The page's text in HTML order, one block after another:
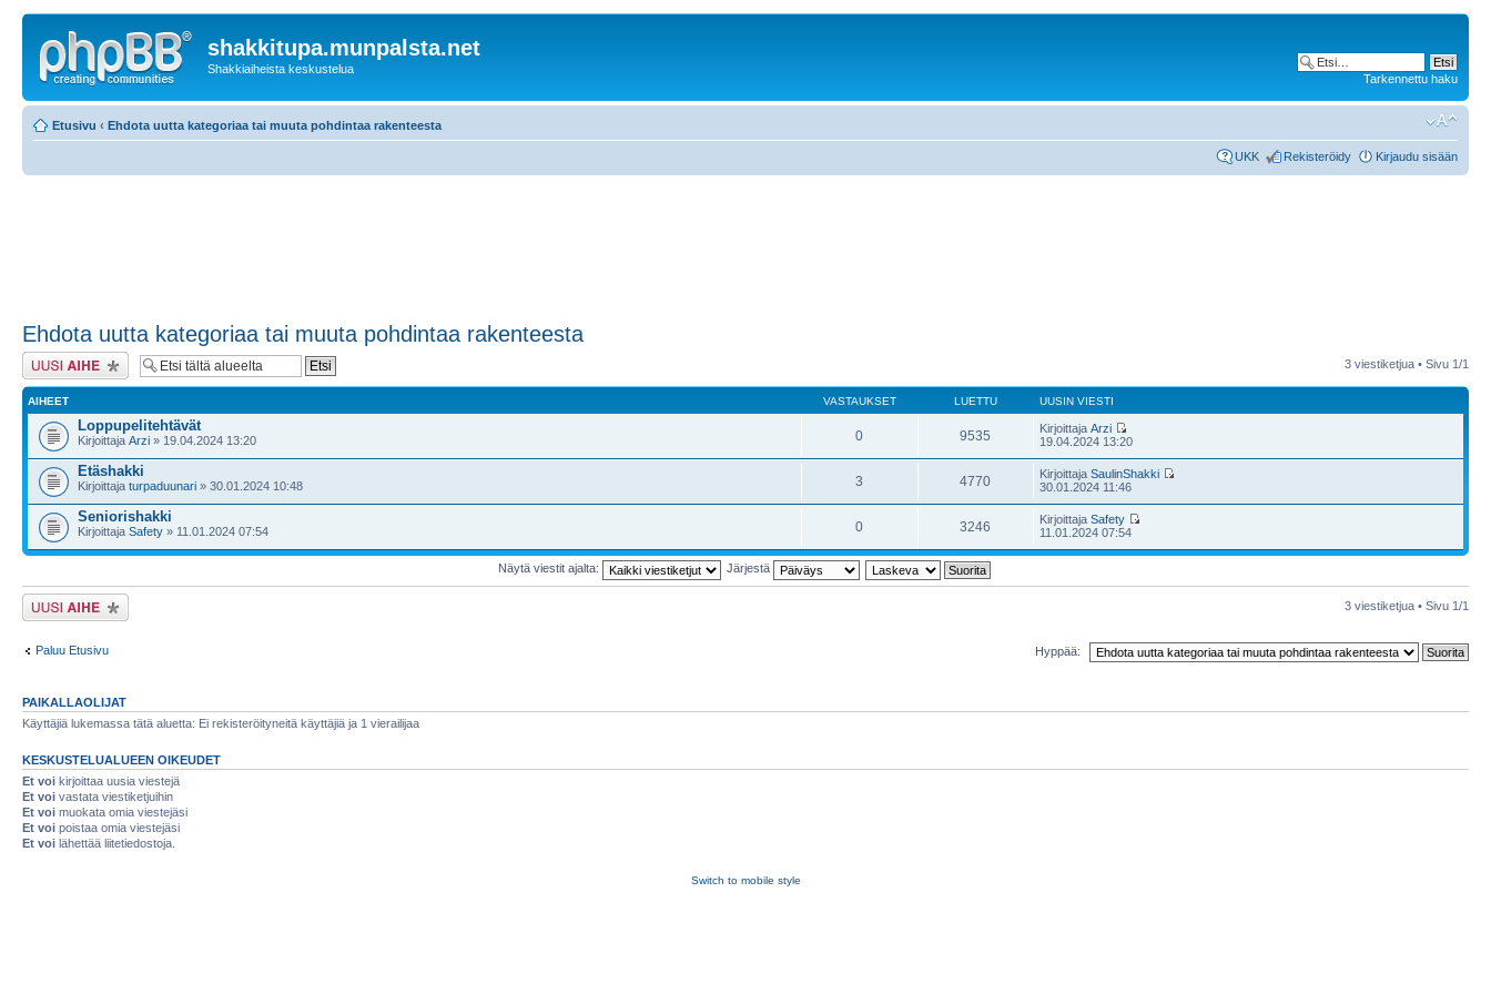
shakkitupa.munpalsta.net
Shakkiaiheista keskustelua
Tarkennettu haku
Etusivu ‹ Ehdota uutta kategoriaa tai muuta pohdintaa rakenteesta
UKK Rekisteröidy Kirjaudu sisään
Ehdota uutta kategoriaa tai muuta pohdintaa rakenteesta
Lähetä uusi viesti 3 viestiketjua • Sivu 1/1
AIHEET VASTAUKSET LUETTU UUSIN VIESTI
Loppupelitehtävät
Kirjoittaja Arzi » 19.04.2024 13:20 0 9535 KirjoittajaArzi
19.04.2024 13:20
Etäshakki
Kirjoittaja turpaduunari » 30.01.2024 10:48 3 4770 KirjoittajaSaulinShakki
30.01.2024 11:46
Seniorishakki
Kirjoittaja Safety » 11.01.2024 07:54 0 3246 KirjoittajaSafety
11.01.2024 07:54
Näytä viestit ajalta: Järjestä
Lähetä uusi viesti 3 viestiketjua • Sivu 1/1
Paluu Etusivu Hyppää:
PAIKALLAOLIJAT
Käyttäjiä lukemassa tätä aluetta: Ei rekisteröityneitä käyttäjiä ja 1 vierailijaa
KESKUSTELUALUEEN OIKEUDET
Et voi kirjoittaa uusia viestejä
Et voi vastata viestiketjuihin
Et voi muokata omia viestejäsi
Et voi poistaa omia viestejäsi
Et voi lähettää liitetiedostoja.
Switch to mobile style